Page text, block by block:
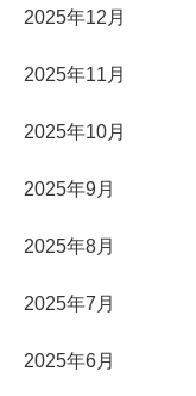
2025年12月
2025年11月
2025年10月
2025年9月
2025年8月
2025年7月
2025年6月